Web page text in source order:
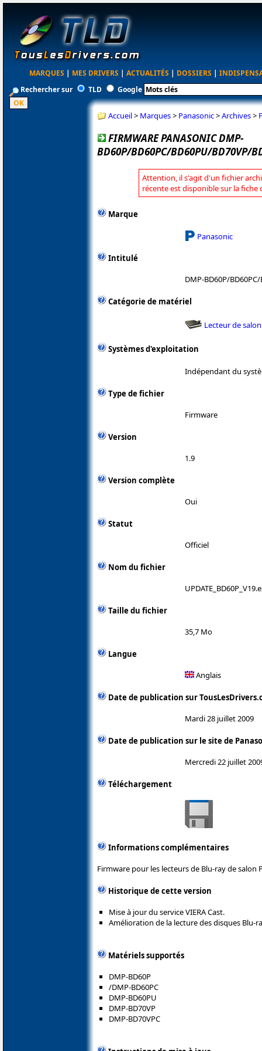
MARQUES | MES DRIVERS | ACTUALITÉS | DOSSIERS |
Rechercher sur
TLD Google
Accueil> Marques> Panasonic>Archives>
FIRMWARE PANASONIC DMP-
BD60P/BD60PC/BD60PU/BD70VP/
Attention, il s'agit d'un fichier
récente est disponible sur la fiche
Marque
Panasonic
Intitulé
DMP-BD60P/
Catégorie de matériel
Lecteur de salon
Systèmes d'exploitation
Indépendant du
Type de fichier
Firmware
Version
1.9
Version complète
Oui
Statut
Officiel
Nom du fichier
Taille du fichier
35,7 Mo
Langue
Anglais
Date de publication sur
Mardi 28 juillet 2009
Date de publication sur le site de
Mercredi 22 juillet
Téléchargement
Informations complémentaires
Firmware pour les lecteurs de Blu-ray de salon
Historique de cette version
Mise à jour du service VIERA Cast.
Amélioration de la lecture des disques Blu-
Matériels supportés
DMP-BD60P
/DMP-BD60PC
DMP-BD60PU
DMP-BD70VP
DMP-BD70VPC